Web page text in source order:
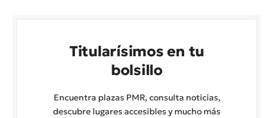
Titularísimos en tu
bolsillo
Encuentra plazas PMR, consulta noticias,
descubre lugares accesibles y mucho más